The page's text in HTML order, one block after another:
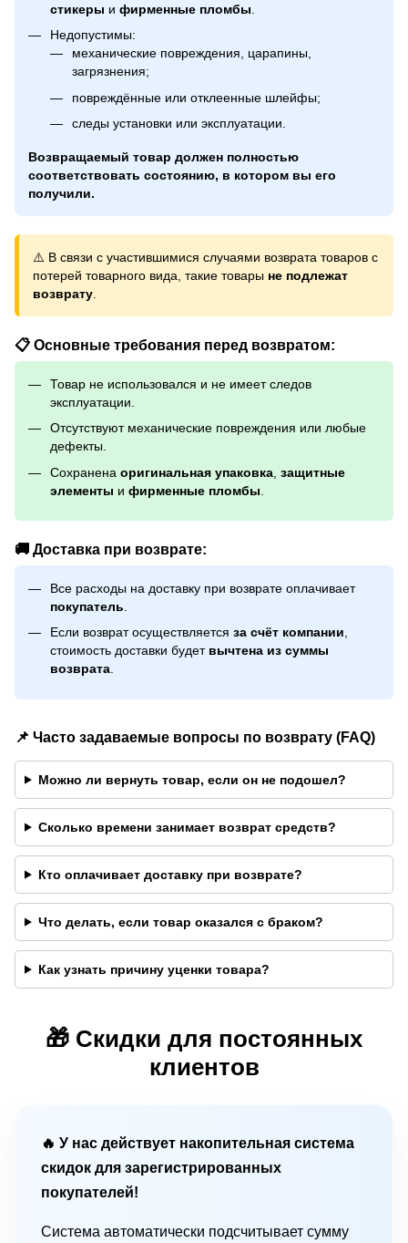
стикеры и фирменные пломбы
Недопустимы:
механические повреждения, царапины,
загрязнения;
повреждённые или отклеенные шлейфы;
следы установки или эксплуатации.
Возвращаемый товар должен полностью
соответствовать состоянию, в котором вы его
получили.
⚠️ В связи с участившимися случаями возврата товаров с
потерей товарного вида, такие товары не подлежат
возврату
📋 Основные требования перед возвратом:
Товар не использовался и не имеет следов
эксплуатации.
Отсутствуют механические повреждения или любые
дефекты.
Сохранена оригинальная упаковка защитные
элементы и фирменные пломбы
🚚 Доставка при возврате:
Все расходы на доставку при возврате оплачивает
покупатель
Если возврат осуществляется за счёт компании,
стоимость доставки будет вычтена из суммы
возврата.
📌 Часто задаваемые вопросы по возврату (FAQ)
Можно ли вернуть товар, если он не подошел?
Сколько времени занимает возврат средств?
Кто оплачивает доставку при возврате?
Что делать, если товар оказался с браком?
Как узнать причину уценки товара?
🎁 Скидки для постоянных
клиентов
🔥 У нас действует накопительная система
скидок для зарегистрированных
покупателей!
Система автоматически подсчитывает сумму